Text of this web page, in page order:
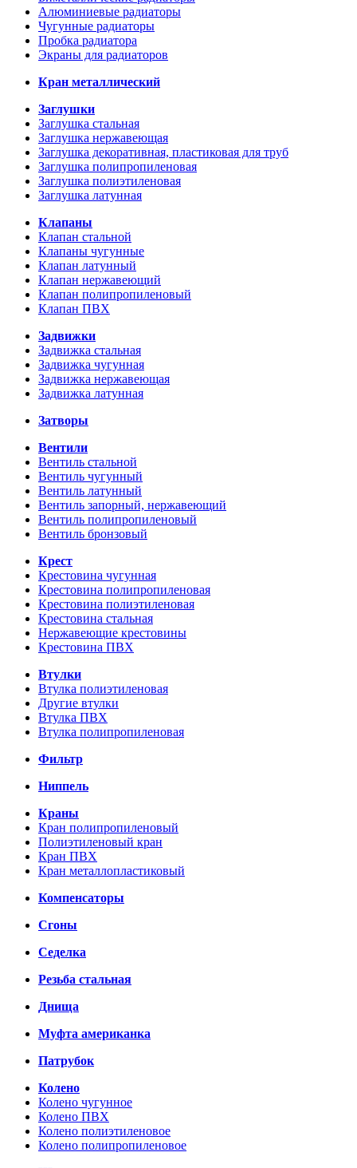
Алюминиевые радиаторы
Чугунные радиаторы
Пробка радиатора
Экраны для радиаторов
Кран металлический
Заглушки
Заглушка стальная
Заглушка нержавеющая
Заглушка декоративная, пластиковая для труб
Заглушка полипропиленовая
Заглушка полиэтиленовая
Заглушка латунная
Клапаны
Клапан стальной
Клапаны чугунные
Клапан латунный
Клапан нержавеющий
Клапан полипропиленовый
Клапан ПВХ
Задвижки
Задвижка стальная
Задвижка чугунная
Задвижка нержавеющая
Задвижка латунная
Затворы
Вентили
Вентиль стальной
Вентиль чугунный
Вентиль латунный
Вентиль запорный, нержавеющий
Вентиль полипропиленовый
Вентиль бронзовый
Крест
Крестовина чугунная
Крестовина полипропиленовая
Крестовина полиэтиленовая
Крестовина стальная
Нержавеющие крестовины
Крестовина ПВХ
Втулки
Втулка полиэтиленовая
Другие втулки
Втулка ПВХ
Втулка полипропиленовая
Фильтр
Ниппель
Краны
Кран полипропиленовый
Полиэтиленовый кран
Кран ПВХ
Кран металлопластиковый
Компенсаторы
Сгоны
Седелка
Резьба стальная
Днища
Муфта американка
Патрубок
Колено
Колено чугунное
Колено ПВХ
Колено полиэтиленовое
Колено полипропиленовое